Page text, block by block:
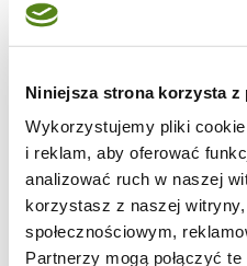
Niniejsza strona korzysta z
Wykorzystujemy pliki
i reklam, aby oferować
analizować ruch w naszej
korzystasz z naszej
społecznościowym,
Partnerzy mogą połączyć
dla poniższego
to ciasto czekoladowe
Wyobrażałam sobie
chwilę obecną to mój
Bije nawet ulubioną
W oryginale jest coś
– czekoladowe.